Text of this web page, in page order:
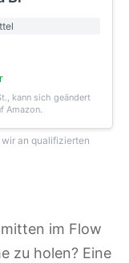
kann sich geändert
Amazon.
an qualifizierten
im Flow
zu holen? Eine